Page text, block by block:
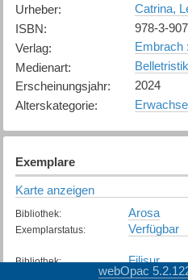
Urheber:
Catrina,
ISBN:
978-3-
Verlag:
Embrach
Medienart:
Belletristik
Erscheinungsjahr:
2024
Alterskategorie:
Exemplare
Karte anzeigen
Bibliothek: Arosa
Exemplarstatus: Verfügbar
Bibliothek: Filisur
Verfügbar
webOpac